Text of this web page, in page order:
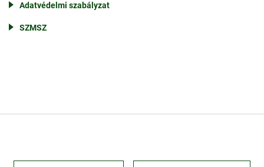
Adatvédelmi szabályzat
SZMSZ